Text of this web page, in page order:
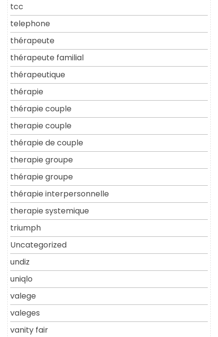
tcc
telephone
thérapeute
thérapeute familial
thérapeutique
thérapie
thérapie couple
therapie couple
thérapie de couple
therapie groupe
thérapie groupe
thérapie interpersonnelle
therapie systemique
triumph
Uncategorized
undiz
uniqlo
valege
valeges
vanity fair